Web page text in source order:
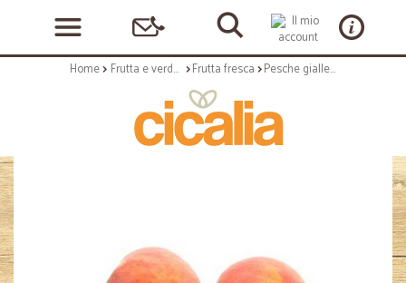
Home Frutta e verdura Frutta fresca Pesche gialle cal.22 kg.1